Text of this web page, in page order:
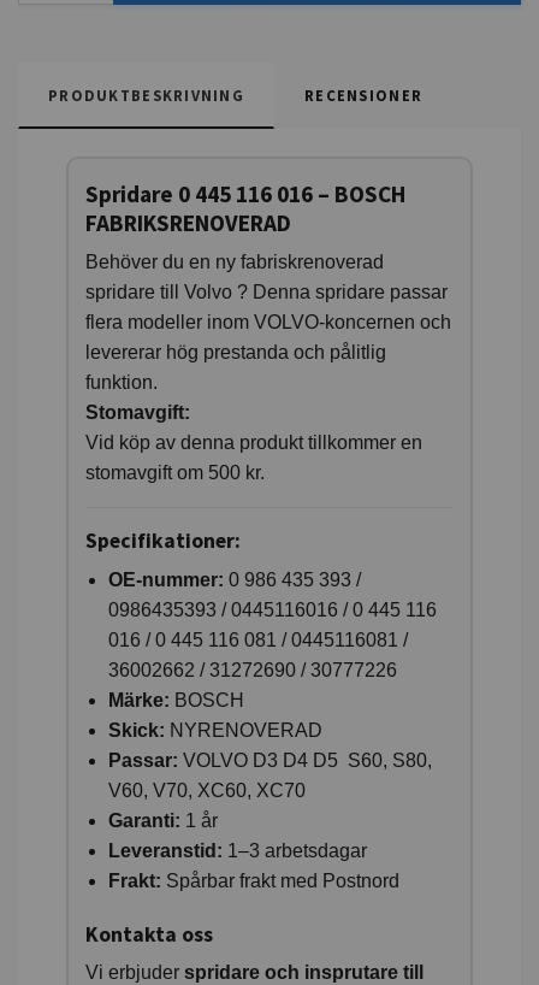
PRODUKTBESKRIVNING RECENSIONER
Spridare 0 445 116 016 – BOSCH
FABRIKSRENOVERAD
Behöver du en ny fabriskrenoverad
spridare till Volvo ? Denna spridare passar
flera modeller inom VOLVO-koncernen och
levererar hög prestanda och pålitlig
funktion.
Stomavgift:
Vid köp av denna produkt tillkommer en
stomavgift om 500 kr.
Specifikationer:
OE-nummer: 0 986 435 393 /
0986435393 / 0445116016 / 0 445 116
016 / 0 445 116 081 / 0445116081 /
36002662 / 31272690 / 30777226
Märke: BOSCH
Skick: NYRENOVERAD
Passar: VOLVO D3 D4 D5 S60, S80,
V60, V70, XC60, XC70
Garanti: 1 år
Leveranstid: 1–3 arbetsdagar
Frakt: Spårbar frakt med Postnord
Kontakta oss
Vi erbjuder spridare och insprutare till